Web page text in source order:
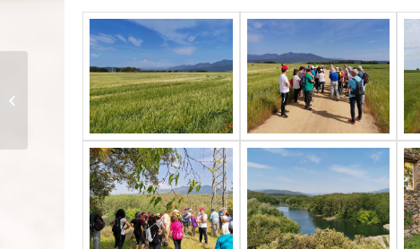
El so de les nostres